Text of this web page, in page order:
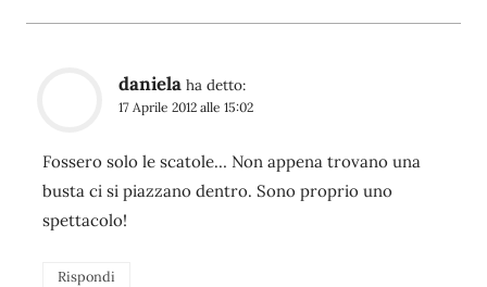
daniela ha detto:
17 Aprile 2012 alle 15:02
Fossero solo le scatole… Non appena trovano una
busta ci si piazzano dentro. Sono proprio uno
spettacolo!
Rispondi